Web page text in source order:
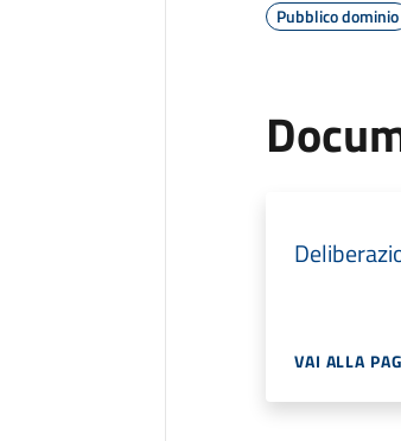
Pubblico dominio
VAI ALLA